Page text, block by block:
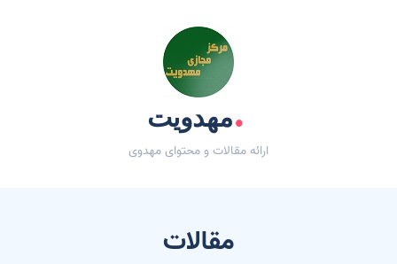
.مهدویت
ارائه مقالات و محتوای مهدوی
مقالات